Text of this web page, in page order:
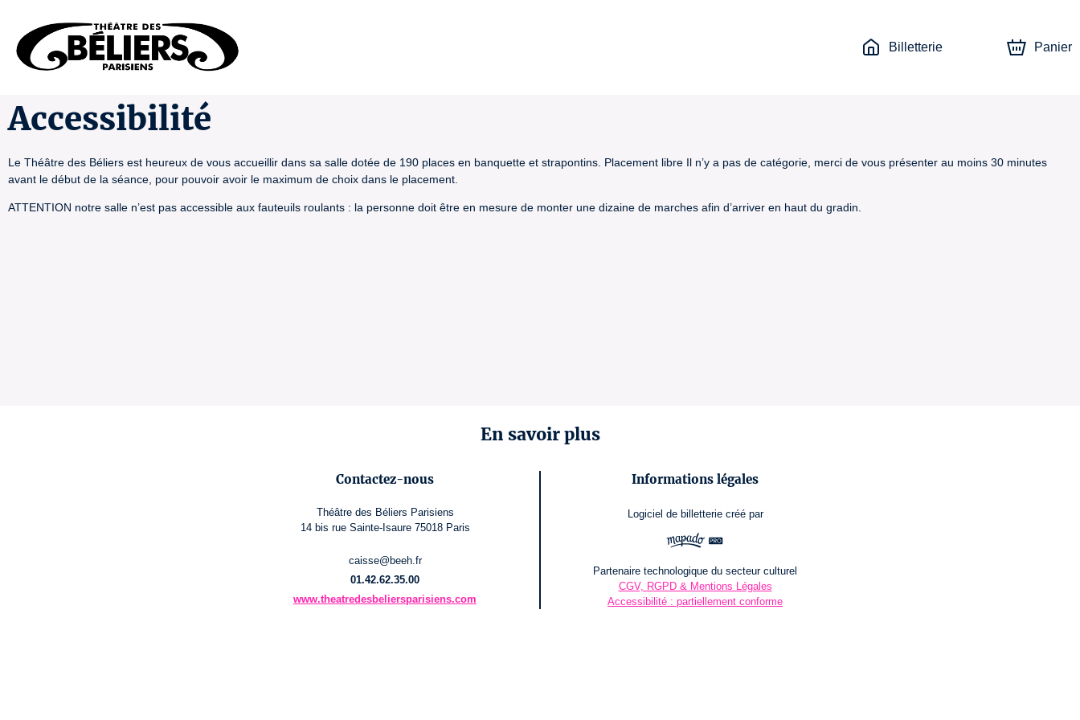
Billetterie Panier
Accessibilité
Le Théâtre des Béliers est heureux de vous accueillir dans sa salle dotée de 190 places en banquette et strapontins. Placement libre Il n’y a pas de catégorie, merci de vous présenter au moins 30 minutes
avant le début de la séance, pour pouvoir avoir le maximum de choix dans le placement.
ATTENTION notre salle n’est pas accessible aux fauteuils roulants : la personne doit être en mesure de monter une dizaine de marches afin d’arriver en haut du gradin.
En savoir plus
Contactez-nous
Théâtre des Béliers Parisiens
14 bis rue Sainte-Isaure 75018 Paris
caisse@beeh.fr
01.42.62.35.00
www.theatredesbeliersparisiens.com
Informations légales
Logiciel de billetterie créé par
Partenaire technologique du secteur culturel
CGV, RGPD & Mentions Légales
Accessibilité : partiellement conforme